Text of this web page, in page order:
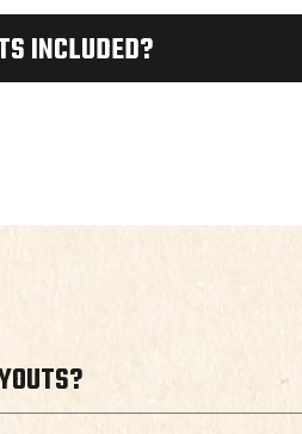
INCLUDED?